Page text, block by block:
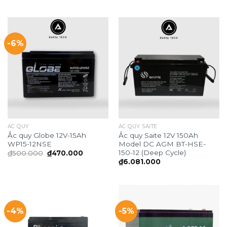
-6%
ẮC QUY
Ắc quy Globe 12V-15Ah
WP15-12NSE
₫500.000 Giá
gốc
₫470.000Giá
ẮC QUY SAITE
Ắc quy Saite 12V 150Ah
Model DC AGM BT-HSE-
150-12 (Deep Cycle)
₫6.081.000
-4% -5%